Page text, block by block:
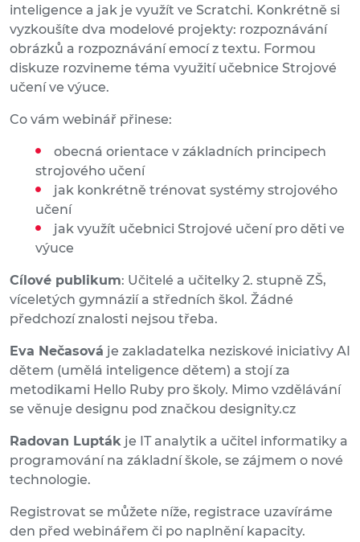
inteligence a jak je využít ve Scratchi. Konkrétně si
vyzkoušíte dva modelové projekty: rozpoznávání
obrázků a rozpoznávání emocí z textu. Formou
diskuze rozvineme téma využití učebnice Strojové
učení ve výuce.
Co vám webinář přinese:
obecná orientace v základních principech
strojového učení
jak konkrétně trénovat systémy strojového
učení
jak využít učebnici Strojové učení pro děti ve
výuce
Cílové publikum: Učitelé a učitelky 2. stupně ZŠ,
víceletých gymnázií a středních škol. Žádné
předchozí znalosti nejsou třeba.
Eva Nečasová je zakladatelka neziskové iniciativy AI
dětem (umělá inteligence dětem) a stojí za
metodikami Hello Ruby pro školy. Mimo vzdělávání
se věnuje designu pod značkou designity.cz
Radovan Lupták je IT analytik a učitel informatiky a
programování na základní škole, se zájmem o nové
technologie.
Registrovat se můžete níže, registrace uzavíráme
den před webinářem či po naplnění kapacity.